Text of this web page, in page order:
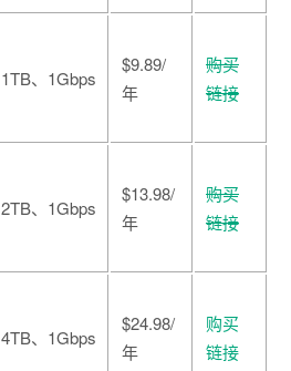
1TB、1Gbps
$9.89/
年
购买
链接
2TB、1Gbps
$13.98/
年
购买
链接
4TB、1Gbps
$24.98/
年
购买
链接